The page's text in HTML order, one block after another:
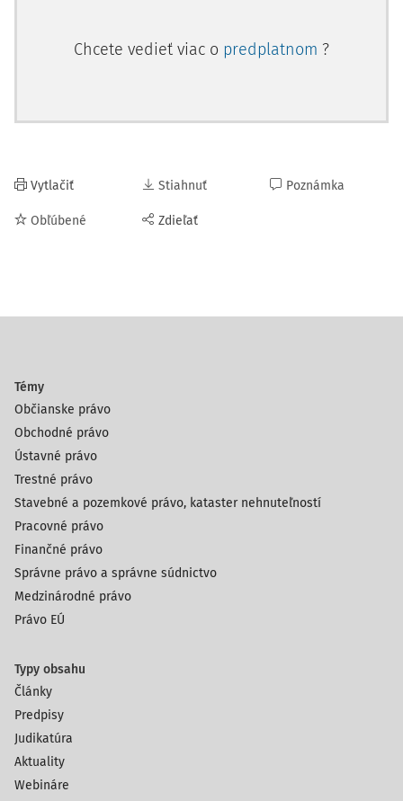
Chcete vedieť viac o predplatnom ?
Vytlačiť
Obľúbené
Stiahnuť
Zdieľať
Poznámka
Témy
Občianske právo
Obchodné právo
Ústavné právo
Trestné právo
Stavebné a pozemkové právo, kataster nehnuteľností
Pracovné právo
Finančné právo
Správne právo a správne súdnictvo
Medzinárodné právo
Právo EÚ
Typy obsahu
Články
Predpisy
Judikatúra
Aktuality
Webináre